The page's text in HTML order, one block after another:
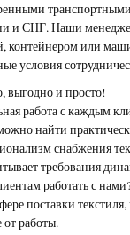
и СНГ. Наши
контейнером или
условия
выгодно и просто!
работа с каждым
найти
снабжения
требования
работать с
поставки
работы.